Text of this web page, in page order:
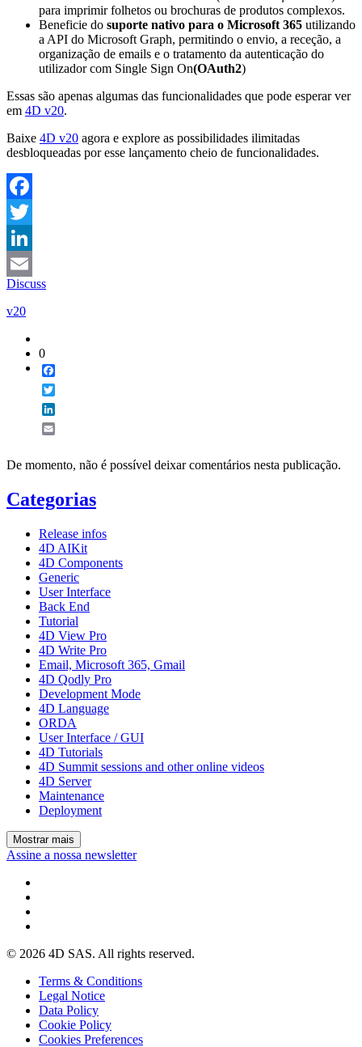
para imprimir folhetos ou brochuras de produtos complexos.
Beneficie do suporte nativo para o Microsoft 365 utilizando
a API do Microsoft Graph, permitindo o envio, a receção, a
organização de emails e o tratamento da autenticação do
utilizador com Single Sign On(OAuth2)
Essas são apenas algumas das funcionalidades que pode esperar ver
em 4D v20.
Baixe 4D v20 agora e explore as possibilidades ilimitadas
desbloqueadas por esse lançamento cheio de funcionalidades.
Facebook
Twitter
LinkedIn
Email
Discuss
v20
0
De momento, não é possível deixar comentários nesta publicação.
Categorias
Release infos
4D AIKit
4D Components
Generic
User Interface
Back End
Tutorial
4D View Pro
4D Write Pro
Email, Microsoft 365, Gmail
4D Qodly Pro
Development Mode
4D Language
ORDA
User Interface / GUI
4D Tutorials
4D Summit sessions and other online videos
4D Server
Maintenance
Deployment
Mostrar mais
Assine a nossa newsletter
© 2026 4D SAS. All rights reserved.
Terms & Conditions
Legal Notice
Data Policy
Cookie Policy
Cookies Preferences